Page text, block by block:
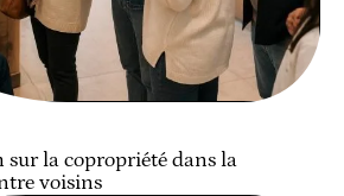
sur la copropriété dans la
voisins